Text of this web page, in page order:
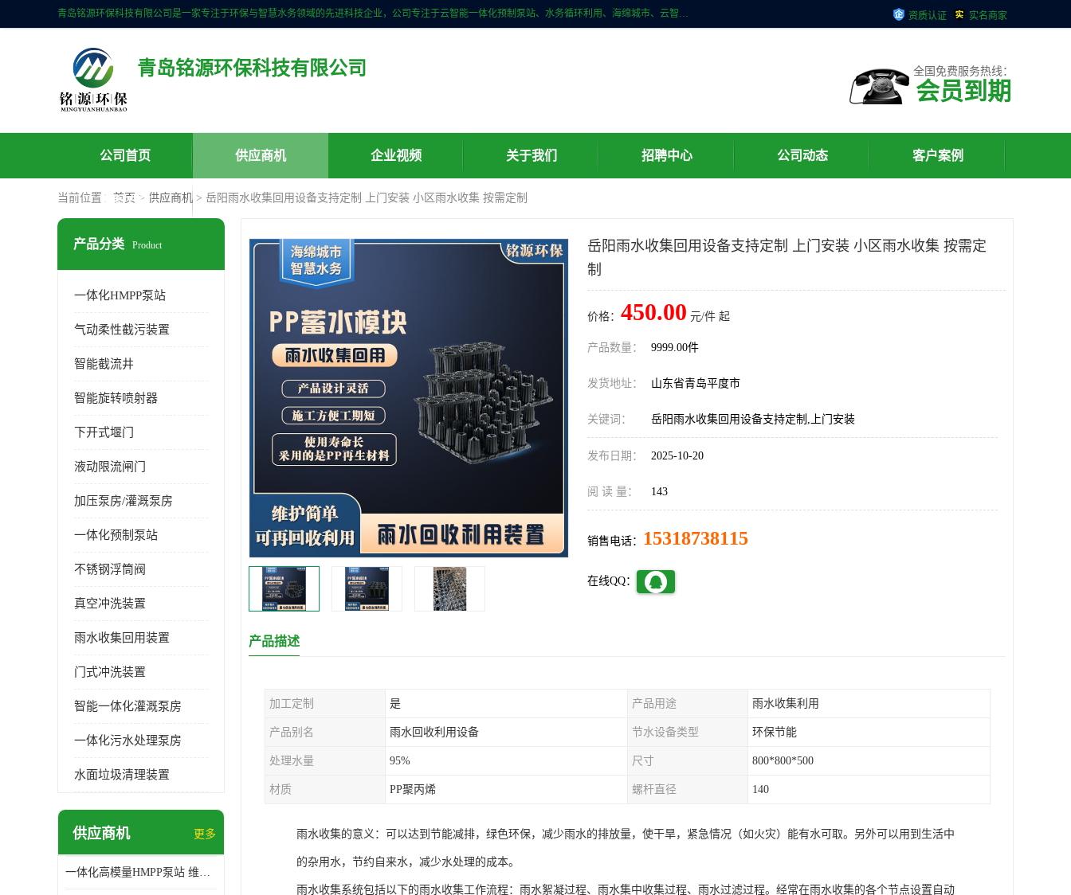
青岛铭源环保科技有限公司是一家专注于环保与智慧水务领域的先进科技企业，公司专注于云智能一体化预制泵站、水务循环利用、海绵城市、云智慧水务开发及新型环保技术研发等领域。铭源环保以为客户提供优质产品、专业技术服务为己任。为客户提供量身定制方案，提供多种配置方案满足实际使用要求。严控供货周期，并提供高标准后期维护。以环保为己任，视质量如生命，以技术做先导，靠诚信赢客户。 资质认证 实名商家
青岛铭源环保科技有限公司 全国免费服务热线：
会员到期
公司首页 供应商机 企业视频 关于我们 招聘中心 公司动态 客户案例
联系方式
当前位置： 首页 > 供应商机 > 岳阳雨水收集回用设备支持定制 上门安装 小区雨水收集 按需定制
产品分类 Product
一体化HMPP泵站
气动柔性截污装置
智能截流井
智能旋转喷射器
下开式堰门
液动限流闸门
加压泵房/灌溉泵房
一体化预制泵站
不锈钢浮筒阀
真空冲洗装置
雨水收集回用装置
门式冲洗装置
智能一体化灌溉泵房
一体化污水处理泵房
水面垃圾清理装置
供应商机 更多
一体化高模量HMPP泵站 维护方便 实现远距离输送
岳阳雨水收集回用设备支持定制 上门安装 小区雨水收集 按需定
制
价格： 450.00 元/件 起
产品数量： 9999.00件
发货地址： 山东省青岛平度市
关键词： 岳阳雨水收集回用设备支持定制,上门安装
发布日期： 2025-10-20
阅 读 量： 143
销售电话： 15318738115
在线QQ：
产品描述
加工定制 是 产品用途 雨水收集利用
产品别名 雨水回收利用设备 节水设备类型 环保节能
处理水量 95% 尺寸 800*800*500
材质 PP聚丙烯 螺杆直径 140
雨水收集的意义：可以达到节能减排，绿色环保，减少雨水的排放量，使干旱，紧急情况（如火灾）能有水可取。另外可以用到生活中
的杂用水，节约自来水，减少水处理的成本。
雨水收集系统包括以下的雨水收集工作流程：雨水絮凝过程、雨水集中收集过程、雨水过滤过程。经常在雨水收集的各个节点设置自动